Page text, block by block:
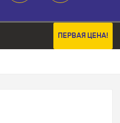
ПЕРВАЯ ЦЕНА!